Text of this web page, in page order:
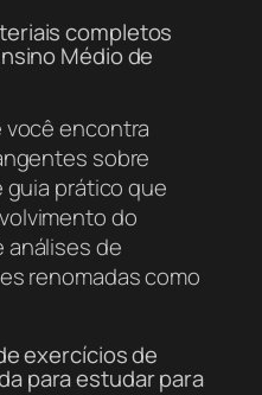
completos
Médio de
você encontra
sobre
prático que
do
análises de
renomadas como
exercícios de
para estudar para